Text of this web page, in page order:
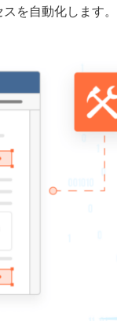
を自動化します。